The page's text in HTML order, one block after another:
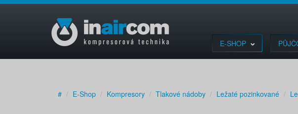
E-SHOP
# E-Shop Kompresory Tlakové nádoby Ležaté pozinkované